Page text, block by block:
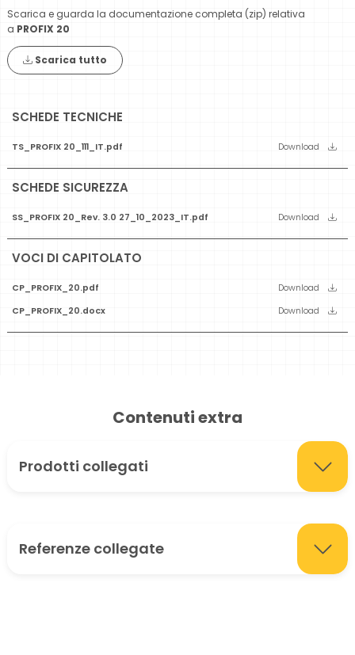
Scarica e guarda la documentazione completa (zip) relativa
a PROFIX 20
Scarica tutto
SCHEDE TECNICHE
TS_PROFIX 20_111_IT.pdf Download
SCHEDE SICUREZZA
SS_PROFIX 20_Rev. 3.0 27_10_2023_IT.pdf Download
VOCI DI CAPITOLATO
CP_PROFIX_20.pdf
Download
CP_PROFIX_20.docx
Download
Contenuti extra
Prodotti collegati
Referenze collegate